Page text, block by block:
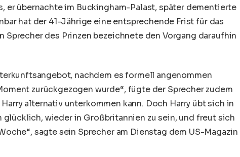
er übernachte im Buckingham-Palast, später dementierte
hat der 41-Jährige eine entsprechende Frist für das
Sprecher des Prinzen bezeichnete den Vorgang daraufhin
nachdem es formell angenommen
zurückgezogen wurde“, fügte der Sprecher zudem
alternativ unterkommen kann. Doch Harry übt sich in
glücklich, wieder in Großbritannien zu sein, und freut sich
sagte sein Sprecher am Dienstag dem US-Magazin